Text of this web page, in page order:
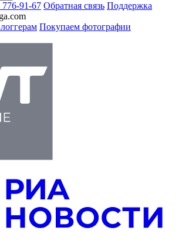
776-91-67 Обратная связь Поддержка
Покупаем фотографии